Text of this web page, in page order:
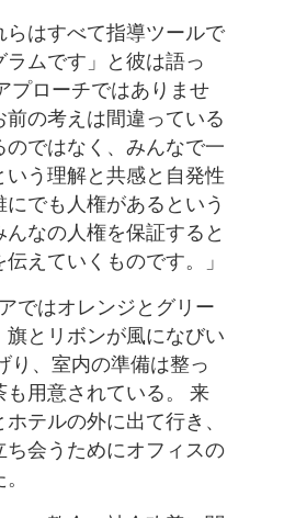
らはすべて指導ツールで
ムです」と彼は語っ
プローチではありませ
の考えは間違っている
のではなく、みんなで一
う理解と共感と自発性
でも人権があるという
なの人権を保証すると
えていくものです。」
ではオレンジとグリー
旗とリボンが風になびい
り、室内の準備は整っ
用意されている。 来
テルの外に出て行き、
ち会うためにオフィスの